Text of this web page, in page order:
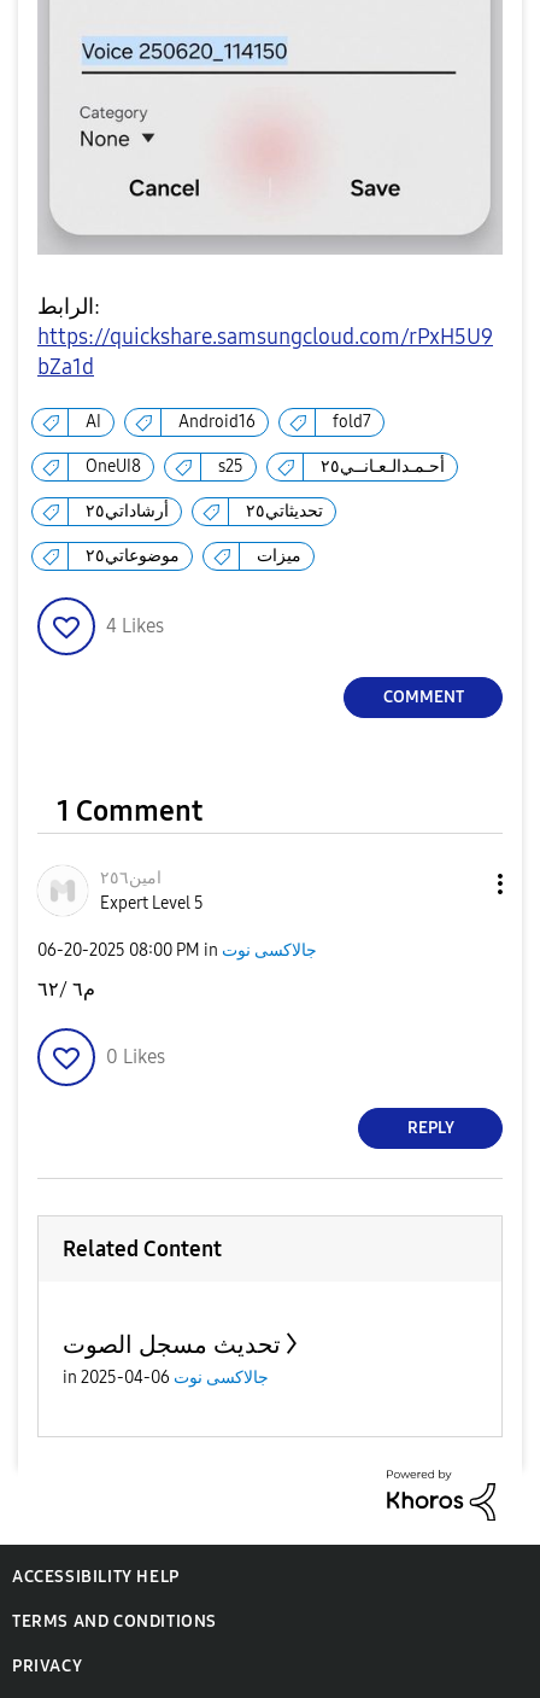
الرابط:
https://quickshare.samsungcloud.com/rPxH5U9
bZa1d
AI Android16 fold7
OneUI8 s25 أحـمـدالـعـانــي٢٥
أرشاداتي٢٥ تحديثاتي٢٥
موضوعاتي٢٥ ميزات
4 Likes
COMMENT
1 Comment
امين٢٥٦
Expert Level 5
‎06-20-2025 08:00 PM in جالاكسى نوت
م٦ /٦٢
0 Likes
REPLY
Related Content
تحديث مسجل الصوت
in جالاكسى نوت 06-04-2025
ACCESSIBILITY HELP
TERMS AND CONDITIONS
PRIVACY